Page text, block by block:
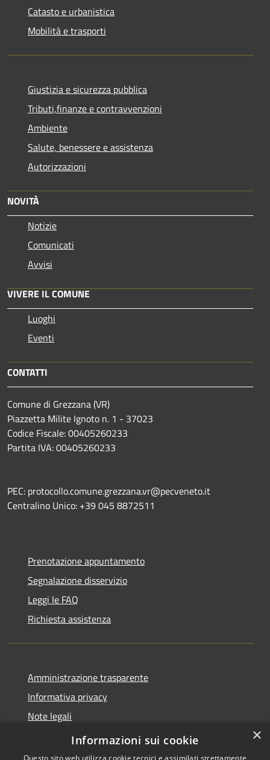
Catasto e urbanistica
Mobilità e trasporti
Giustizia e sicurezza pubblica
Tributi,finanze e contravvenzioni
Ambiente
Salute, benessere e assistenza
Autorizzazioni
NOVITÀ
Notizie
Comunicati
Avvisi
VIVERE IL COMUNE
Luoghi
Eventi
CONTATTI
Comune di Grezzana (VR)
Piazzetta Milite Ignoto n. 1 - 37023
Codice Fiscale: 00405260233
Partita IVA: 00405260233
PEC: protocollo.comune.grezzana.vr@pecveneto.it
Centralino Unico: +39 045 8872511
Prenotazione appuntamento
Segnalazione disservizio
Leggi le FAQ
Richiesta assistenza
Amministrazione trasparente
Informativa privacy
Note legali
Dichiarazione di accessibilità
×
Informazioni sui cookie
Questo sito web utilizza cookie tecnici e assimilati strettamente